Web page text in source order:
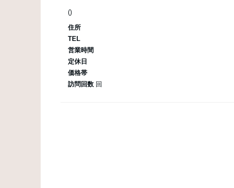
()
住所
TEL
営業時間
定休日
価格帯
訪問回数 回